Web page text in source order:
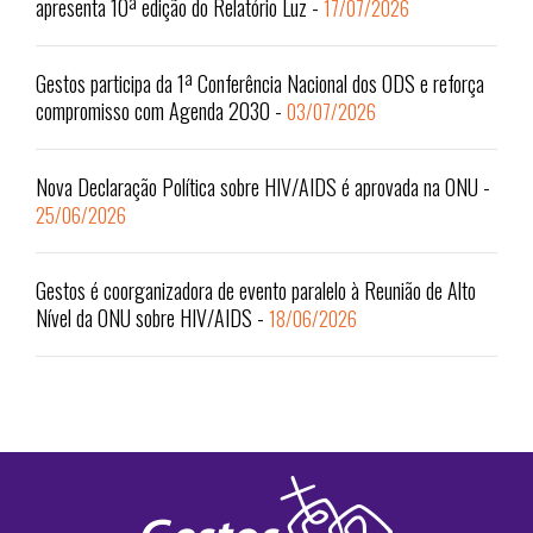
apresenta 10ª edição do Relatório Luz - 17/07/2026
Gestos participa da 1ª Conferência Nacional dos ODS e reforça
compromisso com Agenda 2030 - 03/07/2026
Nova Declaração Política sobre HIV/AIDS é aprovada na ONU -
25/06/2026
Gestos é coorganizadora de evento paralelo à Reunião de Alto
Nível da ONU sobre HIV/AIDS - 18/06/2026